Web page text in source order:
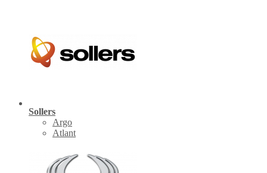
Sollers
Argo
Atlant